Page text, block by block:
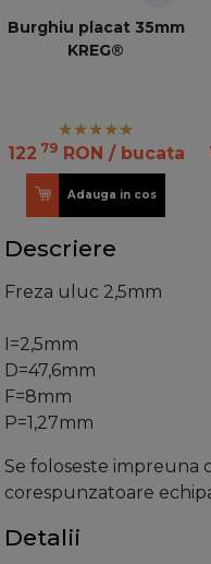
Burghiu placat 35mm
KREG®
122 79 RON / bucata
Adauga in cos
Descriere
Freza uluc 2,5mm
I=2,5mm
D=47,6mm
F=8mm
P=1,27mm
Se foloseste impreuna
corespunzatoare
Detalii